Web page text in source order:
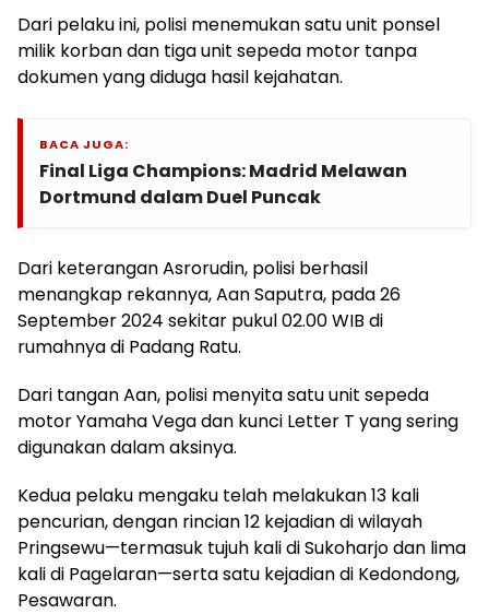
Dari pelaku ini, polisi menemukan satu unit ponsel
milik korban dan tiga unit sepeda motor tanpa
dokumen yang diduga hasil kejahatan.
BACA JUGA:
Final Liga Champions: Madrid Melawan
Dortmund dalam Duel Puncak
Dari keterangan Asrorudin, polisi berhasil
menangkap rekannya, Aan Saputra, pada 26
September 2024 sekitar pukul 02.00 WIB di
rumahnya di Padang Ratu.
Dari tangan Aan, polisi menyita satu unit sepeda
motor Yamaha Vega dan kunci Letter T yang sering
digunakan dalam aksinya.
Kedua pelaku mengaku telah melakukan 13 kali
pencurian, dengan rincian 12 kejadian di wilayah
Pringsewu—termasuk tujuh kali di Sukoharjo dan lima
kali di Pagelaran—serta satu kejadian di Kedondong,
Pesawaran.